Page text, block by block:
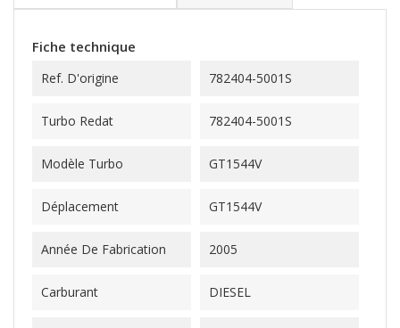
Fiche technique
Ref. D'origine 782404-5001S
Turbo Redat 782404-5001S
Modèle Turbo GT1544V
Déplacement GT1544V
Année De Fabrication 2005
Carburant DIESEL